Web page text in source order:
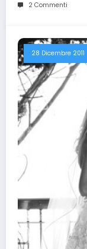
2 Commenti
28 Dicembre 2011